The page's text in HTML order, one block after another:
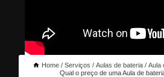
Home Serviços Aulas de bateria
Aula
Qual o preço de uma Aula de